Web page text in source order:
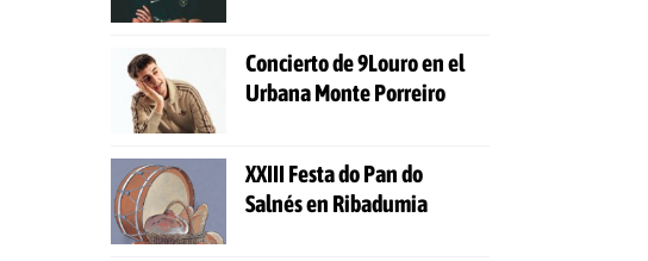
Concierto de 9Louro en el
Urbana Monte Porreiro
XXIII Festa do Pan do
Salnés en Ribadumia